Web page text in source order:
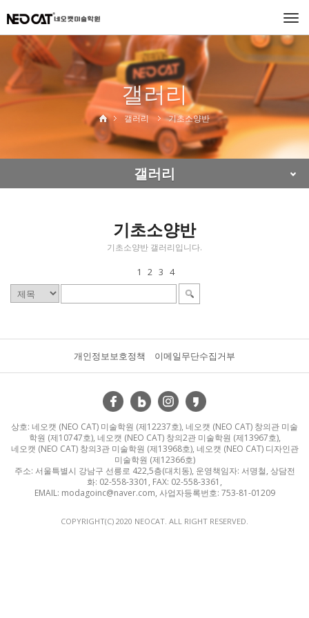
갤러리
갤러리 기초소양반
갤러리
기초소양반
기초소양반 갤러리입니다.
1 2 3 4
개인정보보호정책 이메일무단수집거부
상호: 네오캣 (NEO CAT) 미술학원 (제12237호), 네오캣 (NEO CAT) 창의관 미술
학원 (제10747호), 네오캣 (NEO CAT) 창의2관 미술학원 (제13967호),
네오캣 (NEO CAT) 창의3관 미술학원 (제13968호), 네오캣 (NEO CAT) 디자인관
미술학원 (제12366호)
주소: 서울특별시 강남구 선릉로 422,5층(대치동), 운영책임자: 서명철, 상담전
화: 02-558-3301, FAX: 02-558-3361,
EMAIL: modagoinc@naver.com, 사업자등록번호: 753-81-01209
COPYRIGHT(C) 2020 NEOCAT. ALL RIGHT RESERVED.